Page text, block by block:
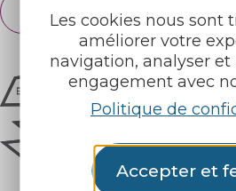
Les cookies nous sont
améliorer votre
navigation, analyser
engagement avec
Politique de
Accepter et
Français
English